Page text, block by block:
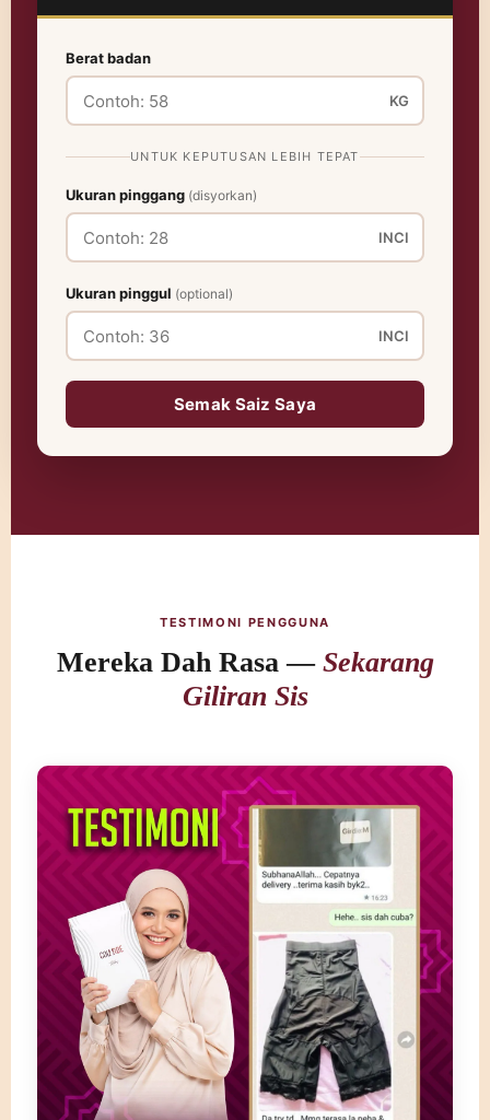
Berat badan
KG
UNTUK KEPUTUSAN LEBIH TEPAT
Ukuran pinggang (disyorkan)
INCI
Ukuran pinggul (optional)
INCI
Semak Saiz Saya
TESTIMONI PENGGUNA
Mereka Dah Rasa — Sekarang
Giliran Sis